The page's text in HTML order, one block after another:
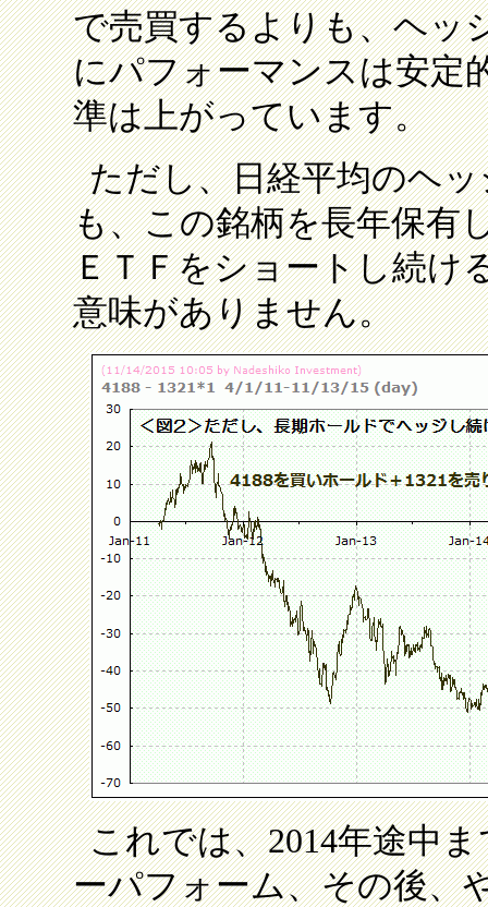
で売買するよりも、ヘッ
にパフォーマンスは安定
準は上がっています。
ただし、日経平均のヘ
も、この銘柄を長年保有
ＥＴＦをショートし続け
意味がありません。
これでは、2014年途中
ーパフォーム、その後、